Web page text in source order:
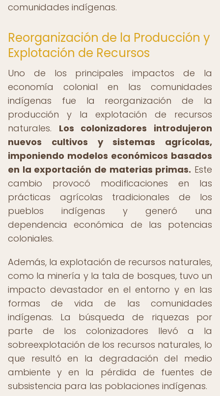
comunidades indígenas.
Reorganización de la Producción y
Explotación de Recursos
Uno de los principales impactos de la
economía colonial en las comunidades
indígenas fue la reorganización de la
producción y la explotación de recursos
naturales. Los colonizadores introdujeron
nuevos cultivos y sistemas agrícolas,
imponiendo modelos económicos basados
en la exportación de materias primas. Este
cambio provocó modificaciones en las
prácticas agrícolas tradicionales de los
pueblos indígenas y generó una
dependencia económica de las potencias
coloniales.
Además, la explotación de recursos naturales,
como la minería y la tala de bosques, tuvo un
impacto devastador en el entorno y en las
formas de vida de las comunidades
indígenas. La búsqueda de riquezas por
parte de los colonizadores llevó a la
sobreexplotación de los recursos naturales, lo
que resultó en la degradación del medio
ambiente y en la pérdida de fuentes de
subsistencia para las poblaciones indígenas.